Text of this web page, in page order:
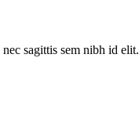
sagittis sem nibh id elit.